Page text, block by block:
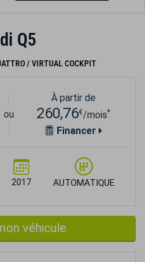
Q5
/ VIRTUAL COCKPIT
2017 AUTOMATIQUE
ou
À partir de
260,76€/mois*
Financer
véhicule